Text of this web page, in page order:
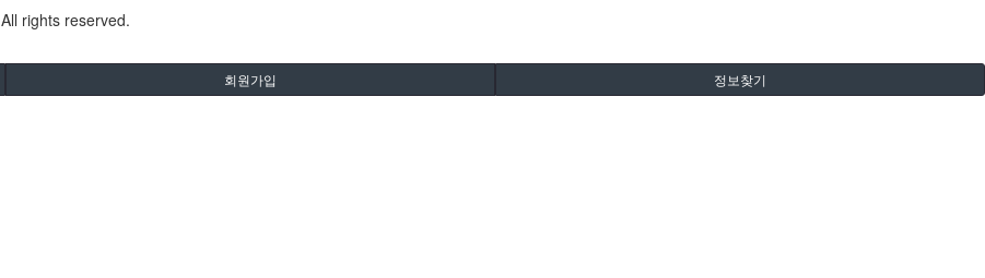
All rights reserved.
회원가입 정보찾기